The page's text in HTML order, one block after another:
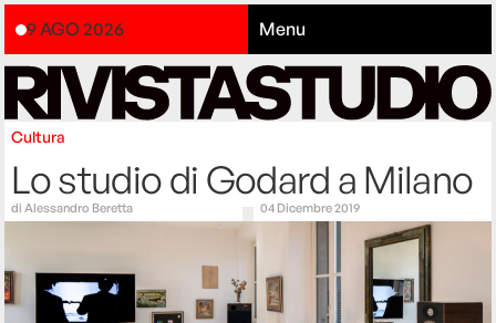
9 AGO 2026 Menu
Cultura
Lo studio di Godard a Milano
diAlessandro Beretta 04 Dicembre 2019